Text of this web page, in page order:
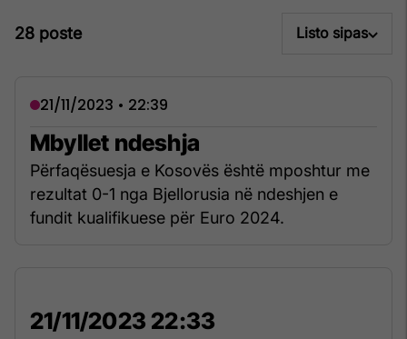
28 poste Listo sipas
21/11/2023 • 22:39
Mbyllet ndeshja
Përfaqësuesja e Kosovës është mposhtur me
rezultat 0-1 nga Bjellorusia në ndeshjen e
fundit kualifikuese për Euro 2024.
21/11/2023 22:33